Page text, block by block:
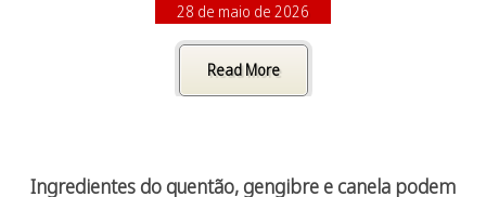
28 de maio de 2026
Read More
Ingredientes do quentão, gengibre e canela podem